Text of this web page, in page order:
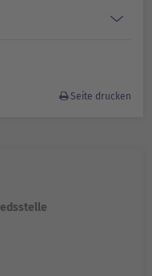
Seite drucken